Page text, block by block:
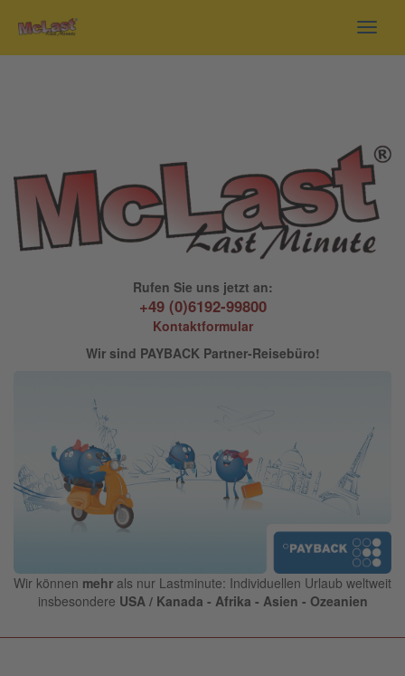
Rufen Sie uns jetzt an:
+49 (0)6192-99800
Kontaktformular
Wir sind PAYBACK Partner-Reisebüro!
Wir können mehr als nur Lastminute: Individuellen Urlaub weltweit
insbesondere USA / Kanada - Afrika - Asien - Ozeanien